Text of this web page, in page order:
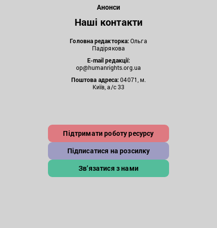
Анонси
Наші контакти
Головна редакторка:Ольга
Падірякова
E-mail редакції:
op@humanrights.org.ua
Поштова адреса:04071, м.
Київ, а/с 33
Підтримати роботу ресурсу
Підписатися на розсилку
Зв’язатися з нами